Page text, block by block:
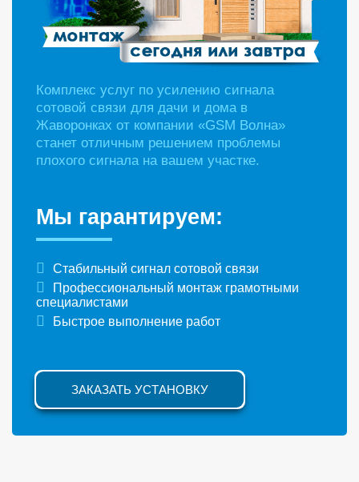
Комплекс услуг по усилению сигнала
сотовой связи для дачи и дома в
Жаворонках от компании «GSM Волна»
станет отличным решением проблемы
плохого сигнала на вашем участке.
Мы гарантируем:
Стабильный сигнал сотовой связи
Профессиональный монтаж грамотными
специалистами
Быстрое выполнение работ
ЗАКАЗАТЬ УСТАНОВКУ